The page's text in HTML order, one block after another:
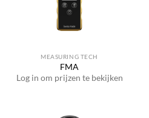
MEASURING TECH
FMA
Log in om prijzen te bekijken